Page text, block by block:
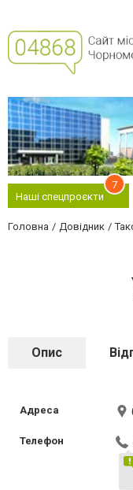
Наші спецпроєкти
7
Головна Довідник
Опис
Адреса
Телефон